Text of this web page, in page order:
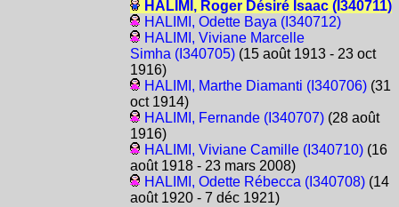
HALIMI, Roger Désiré Isaac (I340711)
HALIMI, Odette Baya (I340712)
HALIMI, Viviane Marcelle
Simha (I340705)(15 août 1913 - 23 oct
1916)
HALIMI, Marthe Diamanti (I340706)(31
oct 1914)
HALIMI, Fernande (I340707)(28 août
1916)
HALIMI, Viviane Camille (I340710)(16
août 1918 - 23 mars 2008)
HALIMI, Odette Rébecca (I340708)(14
août 1920 - 7 déc 1921)